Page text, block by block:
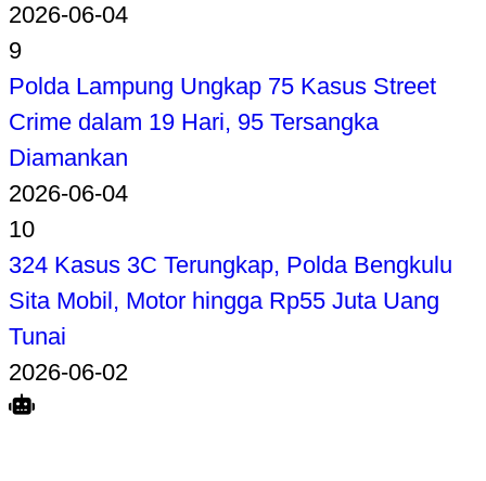
2026-06-04
9
Polda Lampung Ungkap 75 Kasus Street
Crime dalam 19 Hari, 95 Tersangka
Diamankan
2026-06-04
10
324 Kasus 3C Terungkap, Polda Bengkulu
Sita Mobil, Motor hingga Rp55 Juta Uang
Tunai
2026-06-02